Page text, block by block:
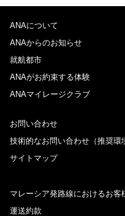
ANAについて
ANAからのお知らせ
就航都市
ANAがお約束する体験
ANAマイレージクラブ
お問い合わせ
技術的なお問い合わせ（推奨環
サイトマップ
マレーシア発路線におけるお
運送約款